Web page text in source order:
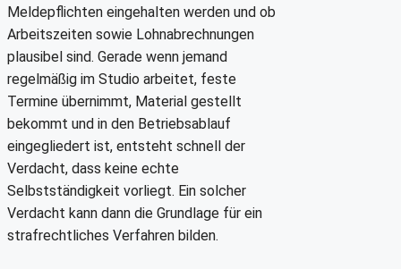
Meldepflichten eingehalten werden und ob
Arbeitszeiten sowie Lohnabrechnungen
plausibel sind. Gerade wenn jemand
regelmäßig im Studio arbeitet, feste
Termine übernimmt, Material gestellt
bekommt und in den Betriebsablauf
eingegliedert ist, entsteht schnell der
Verdacht, dass keine echte
Selbstständigkeit vorliegt. Ein solcher
Verdacht kann dann die Grundlage für ein
strafrechtliches Verfahren bilden.